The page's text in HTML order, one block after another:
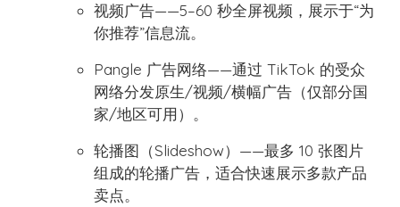
视频广告——5–60 秒全屏视频，展示于“为
你推荐”信息流。
Pangle 广告网络——通过 TikTok 的受众
网络分发原生/视频/横幅广告（仅部分国
家/地区可用）。
轮播图（Slideshow）——最多 10 张图片
组成的轮播广告，适合快速展示多款产品
卖点。